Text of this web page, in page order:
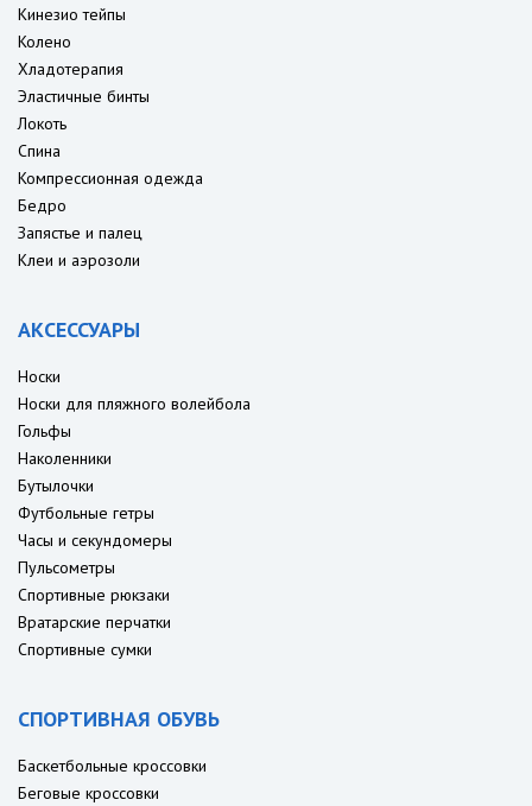
Кинезио тейпы
Колено
Хладотерапия
Эластичные бинты
Локоть
Спина
Компрессионная одежда
Бедро
Запястье и палец
Клеи и аэрозоли
АКСЕССУАРЫ
Носки
Носки для пляжного волейбола
Гольфы
Наколенники
Бутылочки
Футбольные гетры
Часы и секундомеры
Пульсометры
Спортивные рюкзаки
Вратарские перчатки
Спортивные сумки
СПОРТИВНАЯ ОБУВЬ
Баскетбольные кроссовки
Беговые кроссовки